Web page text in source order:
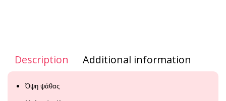
Description Additional information
Όψη ψάθας